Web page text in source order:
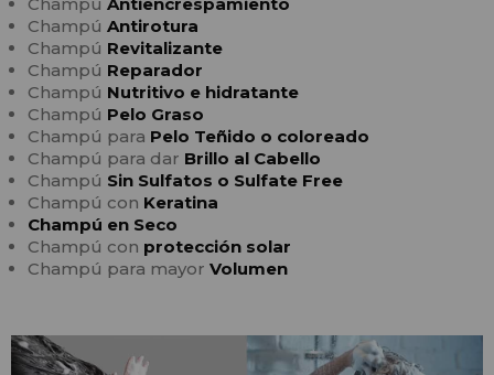
Champú Antirotura
Champú Revitalizante
Champú Reparador
Champú Nutritivo e hidratante
Champú Pelo Graso
Champú para Pelo Teñido o coloreado
Champú para dar Brillo al Cabello
Champú Sin Sulfatos o Sulfate Free
Champú con Keratina
Champú en Seco
Champú con protección solar
Champú para mayor Volumen